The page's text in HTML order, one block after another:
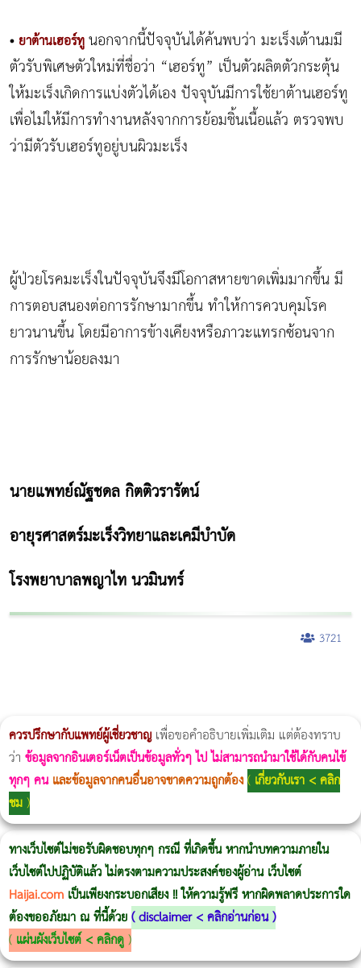
• ยาต้านเฮอร์ทูนอกจากนี้ปัจจุบันได้ค้นพบว่า มะเร็งเต้านมมี
ตัวรับพิเศษตัวใหม่ที่ชื่อว่า “เฮอร์ทู” เป็นตัวผลิตตัวกระตุ้น
ให้มะเร็งเกิดการแบ่งตัวได้เอง ปัจจุบันมีการใช้ยาต้านเฮอร์ทู
เพื่อไม่ให้มีการทำงานหลังจากการย้อมชิ้นเนื้อแล้ว ตรวจพบ
ว่ามีตัวรับเฮอร์ทูอยู่บนผิวมะเร็ง
ผู้ป่วยโรคมะเร็งในปัจจุบันจึงมีโอกาสหายขาดเพิ่มมากขึ้น มี
การตอบสนองต่อการรักษามากขึ้น ทำให้การควบคุมโรค
ยาวนานขึ้น โดยมีอาการข้างเคียงหรือภาวะแทรกซ้อนจาก
การรักษาน้อยลงมา
นายแพทย์ณัฐชดล กิตติวรารัตน์
อายุรศาสตร์มะเร็งวิทยาและเคมีบำบัด
โรงพยาบาลพญาไท นวมินทร์
3721
ควรปรึกษากับแพทย์ผู้เชี่ยวชาญเพื่อขอคำอธิบายเพิ่มเติม แต่ต้องทราบ
ว่า ข้อมูลจากอินเตอร์เน็ตเป็นข้อมูลทั่วๆ ไป ไม่สามารถนำมาใช้ได้กับคนไข้
ทุกๆ คน และข้อมูลจากคนอื่นอาจขาดความถูกต้อง( เกี่ยวกับเรา < คลิก
ชม)
ทางเว็บไซต์ไม่ขอรับผิดชอบทุกๆ กรณี ที่เกิดขึ้น หากนำบทความภายใน
เว็บไซต์ไปปฏิบัติแล้ว ไม่ตรงตามความประสงค์ของผู้อ่าน เว็บไซต์
Haijai.com เป็นเพียงกระบอกเสียง !! ให้ความรู้ฟรี หากผิดพลาดประการใด
ต้องขออภัยมา ณ ที่นี้ด้วย(disclaimer < คลิกอ่านก่อน)
( แผ่นผังเว็บไซต์ < คลิกดู)